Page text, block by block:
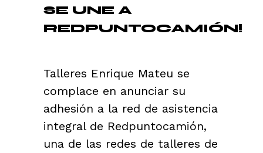
SE UNE A
REDPUNTOCAMIÓN!
Talleres Enrique Mateu se
complace en anunciar su
adhesión a la red de asistencia
integral de Redpuntocamión,
una de las redes de talleres de